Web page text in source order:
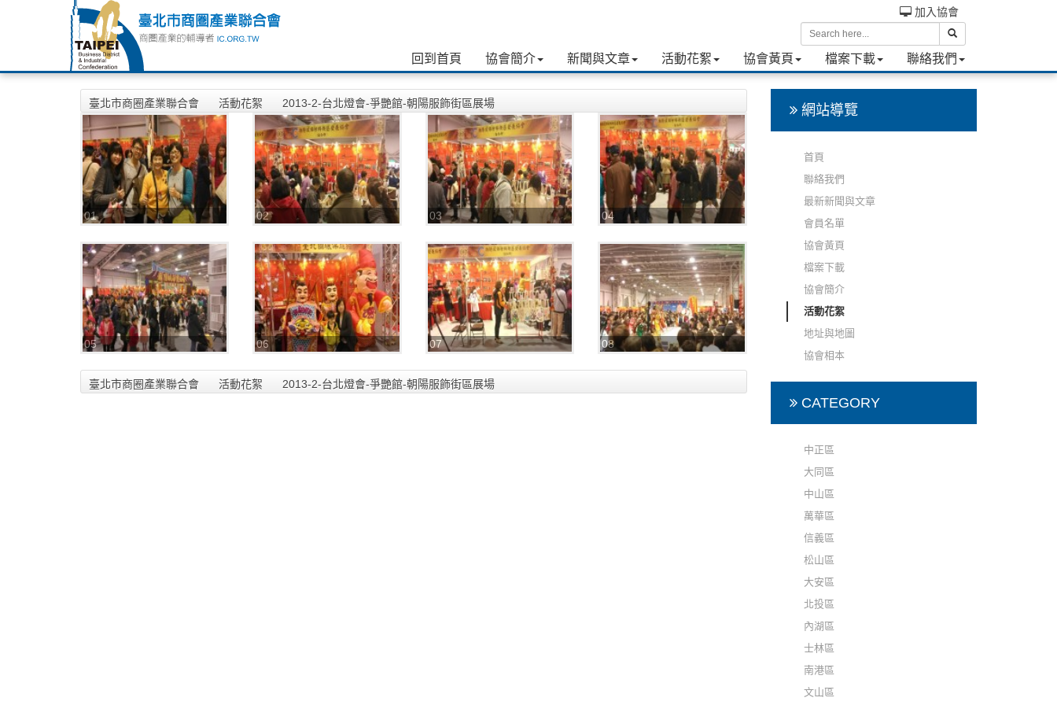
回到首頁 協會簡介 新聞與文章 活動花絮 協會黃頁 檔案下載 聯絡我們
加入協會
臺北市商圈產業聯合會 活動花絮 2013-2-台北燈會-爭艷館-朝陽服飾街區展場
01 02 03 04
05 06 07 08
臺北市商圈產業聯合會 活動花絮 2013-2-台北燈會-爭艷館-朝陽服飾街區展場
網站導覽
首頁
聯絡我們
最新新聞與文章
會員名單
協會黃頁
檔案下載
協會簡介
活動花絮
地址與地圖
協會相本
CATEGORY
中正區
大同區
中山區
萬華區
信義區
松山區
大安區
北投區
內湖區
士林區
南港區
文山區